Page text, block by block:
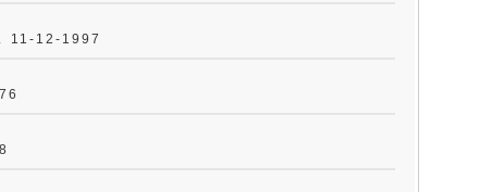
. 11-12-1997